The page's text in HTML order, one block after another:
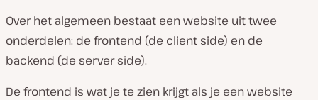
Over het algemeen bestaat een website uit twee
onderdelen: de frontend (de client side) en de
backend (de server side).
De frontend is wat je te zien krijgt als je een website